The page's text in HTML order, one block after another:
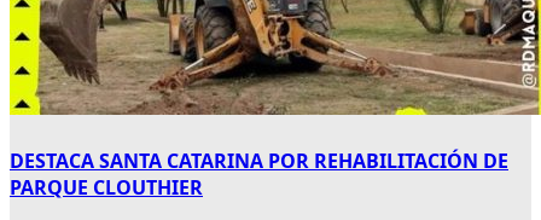
DESTACA SANTA CATARINA POR REHABILITACIÓN DE
PARQUE CLOUTHIER